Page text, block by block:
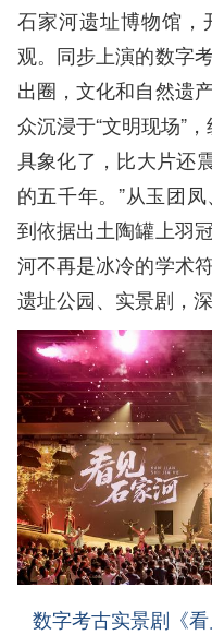
石家河遗址博物馆，
观。同步上演的数字
出圈，文化和自然遗
众沉浸于“文明现场”
具象化了，比大片还
的五千年。”从玉团
到依据出土陶罐上羽
河不再是冰冷的学术
遗址公园、实景剧，
数字考古实景剧《